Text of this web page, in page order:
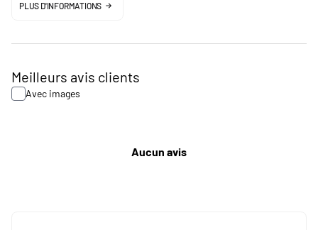
PLUS D'INFORMATIONS
Meilleurs avis clients
Avec images
Aucun avis